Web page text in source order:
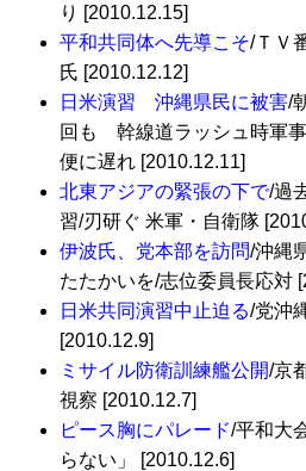
り [2010.12.15]
平和共同体へ先導こそ/ＴＶ
氏 [2010.12.12]
日米演習 沖縄県民に被害/
回も 幹線道ラッシュ時軍
便に遅れ [2010.12.11]
北東アジアの緊張の下で/過
習/刃研ぐ 米軍・自衛隊
伊波氏、党本部を訪問/沖縄
たたかいを/志位委員長応対
日米共同演習中止迫る/党沖
[2010.12.9]
ミサイル防衛訓練艦公開/京
視察 [2010.12.7]
ピース胸にパレード/平和大
らない」 [2010.12.6]